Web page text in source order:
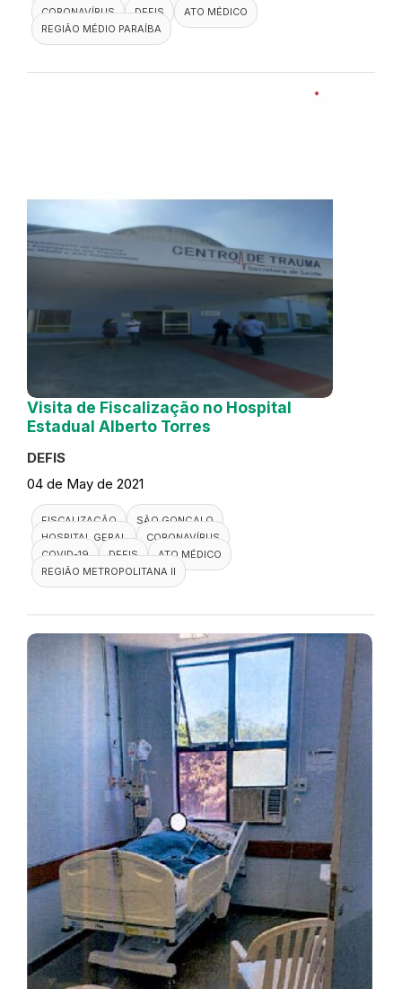
CORONAVÍRUS
DEFIS
ATO MÉDICO
REGIÃO MÉDIO PARAÍBA
Visita de Fiscalização no Hospital
Estadual Alberto Torres
DEFIS
04 de May de 2021
FISCALIZAÇÃO
SÃO GONÇALO
HOSPITAL GERAL
CORONAVÍRUS
COVID-19
DEFIS
ATO MÉDICO
REGIÃO METROPOLITANA II